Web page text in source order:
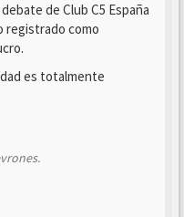
de Club C5 España
registrado como
es totalmente